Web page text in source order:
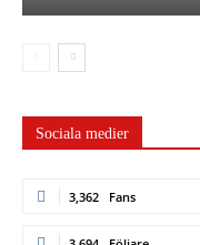
Sociala medier
3,362 Fans